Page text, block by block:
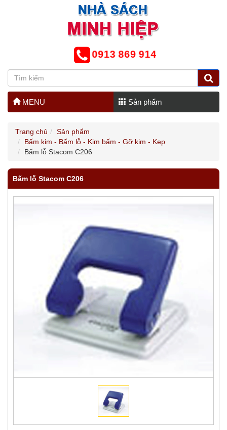
0913 869 914
MENU Sản phẩm
Trang chủ
Sản phẩm
Bấm kim - Bấm lỗ - Kim bấm - Gỡ kim - Kẹp
Bấm lỗ Stacom C206
Bấm lỗ Stacom C206